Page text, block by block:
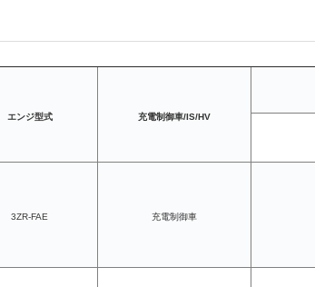
エンジ型式 充電制御車/IS/HV
3ZR-FAE 充電制御車